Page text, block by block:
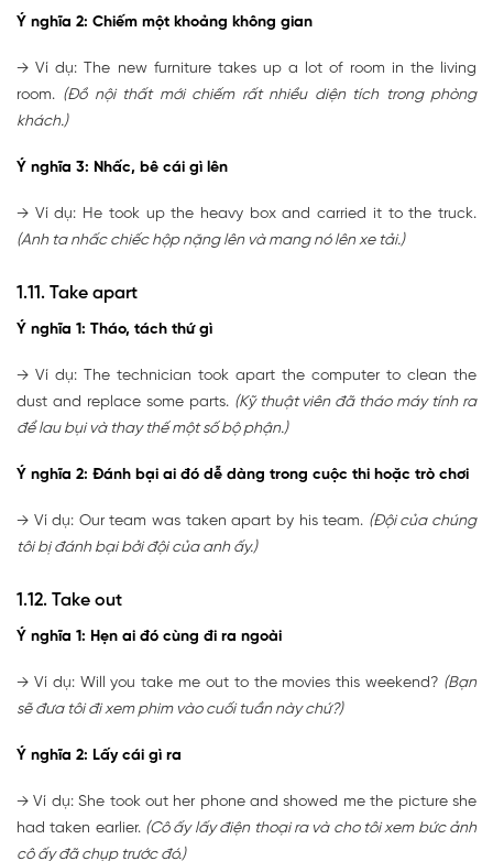
Ý nghĩa 2: Chiếm một khoảng không gian
→ Ví dụ: The new furniture takes up a lot of room in the living
room. (Đồ nội thất mới chiếm rất nhiều diện tích trong phòng
khách.)
Ý nghĩa 3: Nhấc, bê cái gì lên
→ Ví dụ: He took up the heavy box and carried it to the truck.
(Anh ta nhấc chiếc hộp nặng lên và mang nó lên xe tải.)
1.11. Take apart
Ý nghĩa 1: Tháo, tách thứ gì
→ Ví dụ: The technician took apart the computer to clean the
dust and replace some parts. (Kỹ thuật viên đã tháo máy tính ra
để lau bụi và thay thế một số bộ phận.)
Ý nghĩa 2: Đánh bại ai đó dễ dàng trong cuộc thi hoặc trò chơi
→ Ví dụ: Our team was taken apart by his team. (Đội của chúng
tôi bị đánh bại bởi đội của anh ấy.)
1.12. Take out
Ý nghĩa 1: Hẹn ai đó cùng đi ra ngoài
→ Ví dụ: Will you take me out to the movies this weekend? (Bạn
sẽ đưa tôi đi xem phim vào cuối tuần này chứ?)
Ý nghĩa 2: Lấy cái gì ra
→ Ví dụ: She took out her phone and showed me the picture she
had taken earlier. (Cô ấy lấy điện thoại ra và cho tôi xem bức ảnh
cô ấy đã chụp trước đó.)